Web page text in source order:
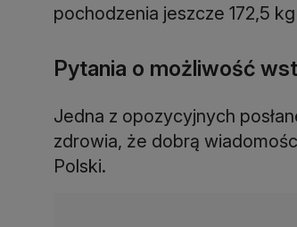
pochodzenia jeszcze 172,5
Pytania o możliwość
Jedna z opozycyjnych
zdrowia, że dobrą
Polski.